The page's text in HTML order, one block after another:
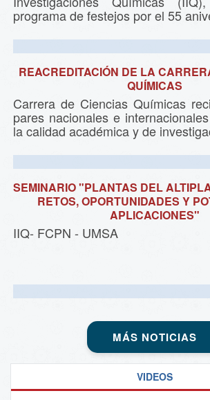
programa de festejos por el 55
REACREDITACIÓN DE LA
QUÍMICAS
Carrera de Ciencias Químicas
pares nacionales e
la calidad académica y de
SEMINARIO "PLANTAS DEL
RETOS, OPORTUNIDADES Y
APLICACIONES"
IIQ- FCPN - UMSA
MÁS NOTICIAS
VIDEOS